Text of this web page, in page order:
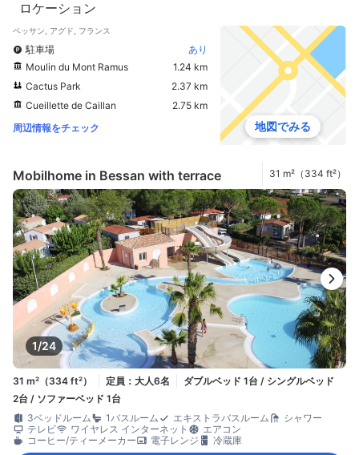
ロケーション
ベッサン, アグド, フランス
駐車場
あり
Moulin du Mont Ramus
1.24 km
Cactus Park
2.37 km
Cueillette de Caillan
2.75 km
周辺情報をチェック
地図でみる
Mobilhome in Bessan with terrace 31 m²（334 ft²）
1/24
31 m²（334 ft²） 定員：大人6名
ダブルベッド 1台 / シングルベッド
2台 / ソファーベッド 1台
3ベッドルーム
1バスルーム エキストラバスルーム
シャワー
テレビ
ワイヤレス インターネット
エアコン
コーヒー/ティーメーカー
電子レンジ 冷蔵庫